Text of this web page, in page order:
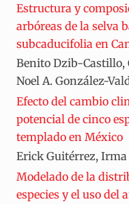
Estructura y
arbóreas de la selva
subcaducifolia en
Benito Dzib-Castillo,
Noel A. González-
Efecto del cambio
potencial de cinco
templado en México
Erick Guitérrez,
Modelado de la
especies y el uso del